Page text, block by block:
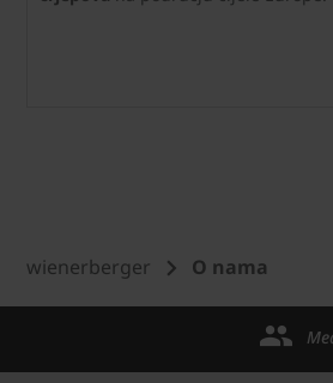
wienerberger O nama